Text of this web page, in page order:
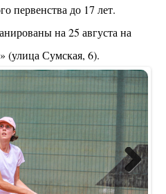
первенства до 17 лет.
на 25 августа на
(улица Сумская, 6).
Next